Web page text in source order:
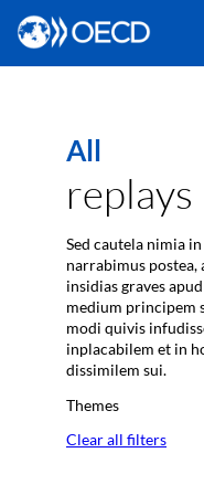
All
replays
Sed cautela nimia
narrabimus
insidias graves
medium principem
modi quivis
inplacabilem et in
dissimilem sui.
Themes
Clear all filters